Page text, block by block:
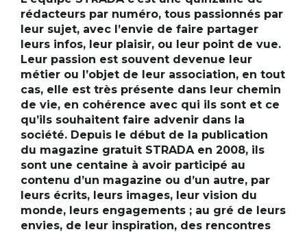
RECHERCHER
S'ABONNER
S'INSCRIRE À LA NEWSLETTER
FACEBOOKINSTAGRAM
LINKEDINYOUTUBE
rédacteurs par numéro, tous passionnés par
leur sujet, avec l’envie de faire partager
leurs infos, leur plaisir, ou leur point de vue.
Leur passion est souvent devenue leur
métier ou l’objet de leur association, en tout
cas, elle est très présente dans leur chemin
de vie, en cohérence avec qui ils sont et ce
qu’ils souhaitent faire advenir dans la
société. Depuis le début de la publication
du magazine gratuit STRADA en 2008, ils
sont une centaine à avoir participé au
contenu d’un magazine ou d’un autre, par
leurs écrits, leurs images, leur vision du
monde, leurs engagements ; au gré de leurs
envies, de leur inspiration, des rencontres